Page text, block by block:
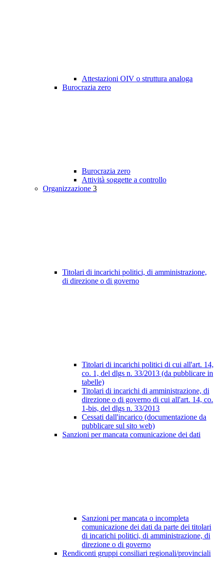
Attestazioni OIV o struttura analoga
Burocrazia zero
Burocrazia zero
Attività soggette a controllo
Organizzazione 3
Titolari di incarichi politici, di amministrazione,
di direzione o di governo
Titolari di incarichi politici di cui all'art. 14,
co. 1, del dlgs n. 33/2013 (da pubblicare in
tabelle)
Titolari di incarichi di amministrazione, di
direzione o di governo di cui all'art. 14, co.
1-bis, del dlgs n. 33/2013
Cessati dall'incarico (documentazione da
pubblicare sul sito web)
Sanzioni per mancata comunicazione dei dati
Sanzioni per mancata o incompleta
comunicazione dei dati da parte dei titolari
di incarichi politici, di amministrazione, di
direzione o di governo
Rendiconti gruppi consiliari regionali/provinciali